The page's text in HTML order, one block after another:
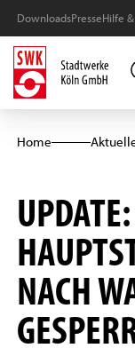
DownloadsPresseHilfe
Home
ACH